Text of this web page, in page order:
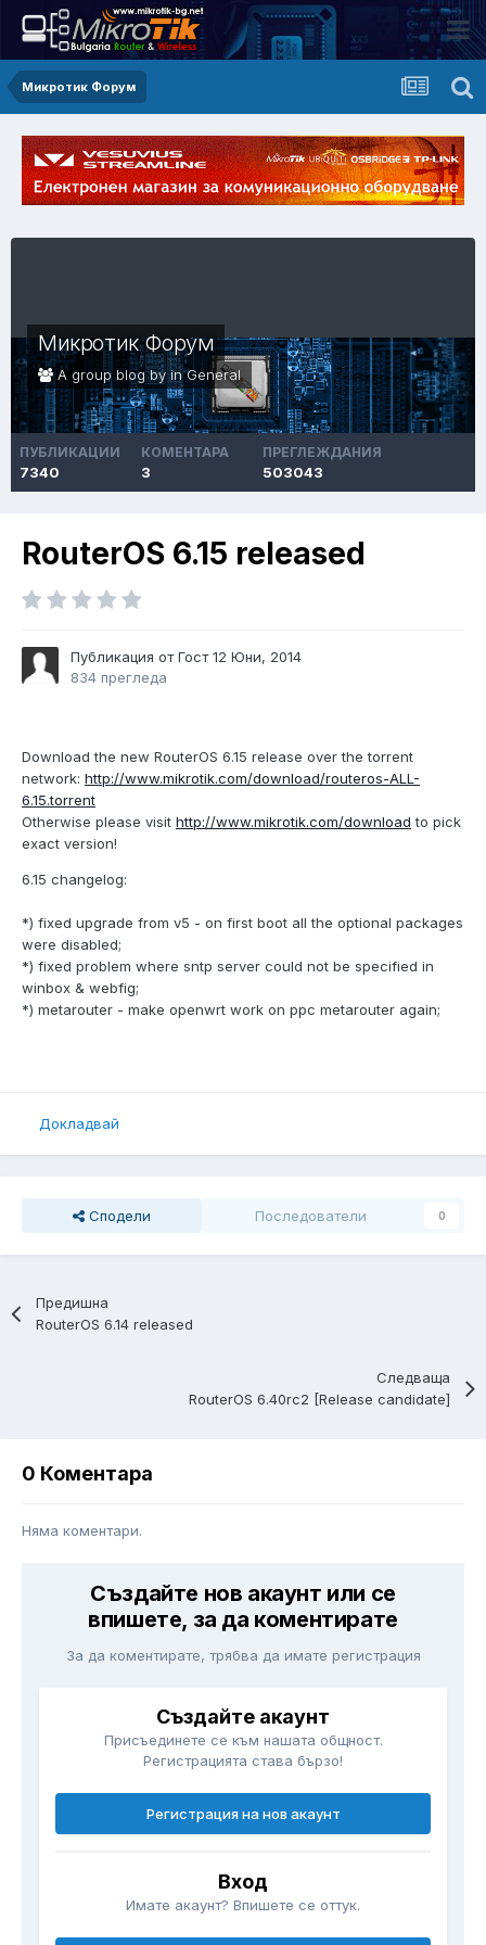
Микротик Форум
Микротик Форум
A group blog by inGeneral
ПУБЛИКАЦИИ
7340
КОМЕНТАРА
3
ПРЕГЛЕЖДАНИЯ
503043
RouterOS 6.15 released
Публикация от Гост12 Юни, 2014
834 прегледа
Download the new RouterOS 6.15 release over the torrent
network: http://www.mikrotik.com/download/routeros-ALL-
6.15.torrent
Otherwise please visit http://www.mikrotik.com/download to pick
exact version!
6.15 changelog:
*) fixed upgrade from v5 - on first boot all the optional packages
were disabled;
*) fixed problem where sntp server could not be specified in
winbox & webfig;
*) metarouter - make openwrt work on ppc metarouter again;
Докладвай
Сподели Последователи 0
Предишна
RouterOS 6.14 released
Следваща
RouterOS 6.40rc2 [Release candidate]
0 Коментара
Няма коментари.
Създайте нов акаунт или се
впишете, за да коментирате
За да коментирате, трябва да имате регистрация
Създайте акаунт
Присъединете се към нашата общност.
Регистрацията става бързо!
Регистрация на нов акаунт
Вход
Имате акаунт? Впишете се оттук.